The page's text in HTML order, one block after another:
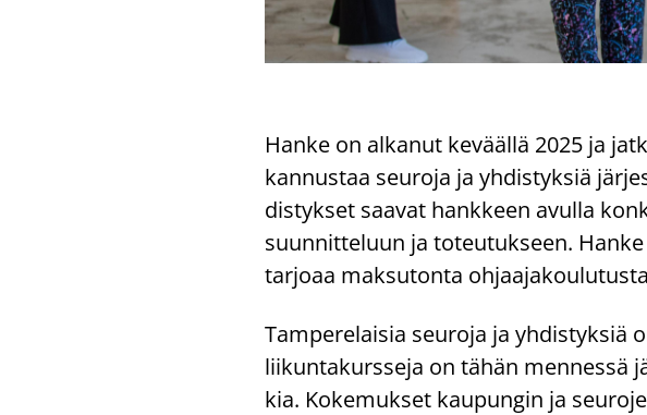
Hanke on al­ka­nut ke­vääl­lä 2025 ja
kan­nus­taa seu­ro­ja ja yh­dis­tyk­siä
dis­tyk­set saa­vat hank­keen avul­la
suun­nit­te­luun ja to­teu­tuk­seen.
tar­jo­aa mak­su­ton­ta
Tam­pe­re­lai­sia seu­ro­ja ja yh­dis­tyk­siä
lii­kun­ta­kurs­se­ja on tähän men­nes­sä
kia. Ko­ke­muk­set kau­pun­gin ja